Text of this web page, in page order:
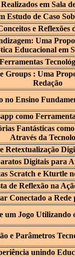
Realizados em Sala
Estudo de Caso
e Reflexões
Uma
Educacional em
Groups : Uma
Redação
no Ensino
como
Fantásticas
Através da
Retextualização
Digitais para
Scratch e Kturtle
de Reflexão na
Conectado a
um Jogo Utilizando
e Parâmetros
unindo